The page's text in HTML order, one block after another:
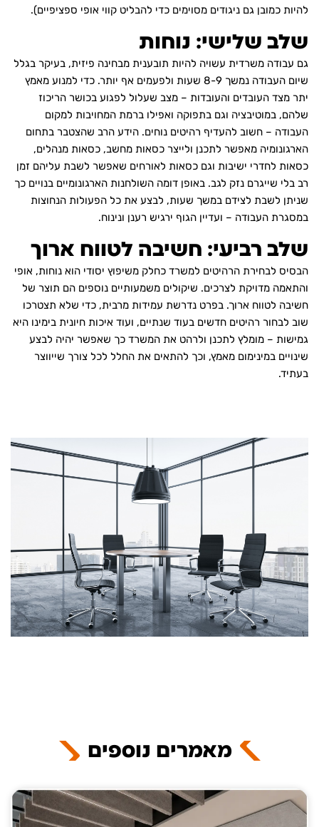
להיות כמובן גם ניגודים מסוימים כדי להבליט קווי אופי ספציפיים).
שלב שלישי: נוחות
גם עבודה משרדית עשויה להיות תובענית מבחינה פיזית, בעיקר בגלל
שיום העבודה נמשך 8-9 שעות ולפעמים אף יותר. כדי למנוע מאמץ
יתר מצד העובדים והעובדות – מצב שעלול לפגוע בכושר הריכוז
שלהם, במוטיבציה וגם בתפוקה ואפילו ברמת המחויבות למקום
העבודה – חשוב להעדיף רהיטים נוחים. הידע הרב שהצטבר בתחום
הארגונומיה מאפשר לתכנן ולייצר כסאות מחשב, כסאות מנהלים,
כסאות לחדרי ישיבות וגם כסאות לאורחים שאפשר לשבת עליהם זמן
רב בלי שייגרם נזק לגב. באופן דומה השולחנות הארגונומיים בנויים כך
שניתן לשבת לצידם במשך שעות, לבצע את כל הפעולות הנחוצות
במסגרת העבודה – ועדיין הגוף ירגיש רענן ונינוח.
שלב רביעי: חשיבה לטווח ארוך
הבסיס לבחירת הרהיטים למשרד כחלק משיפוץ יסודי הוא נוחות, אופי
והתאמה מדויקת לצרכים. שיקולים משמעותיים נוספים הם תוצר של
חשיבה לטווח ארוך. בפרט נדרשת עמידות מרבית, כדי שלא תצטרכו
שוב לבחור רהיטים חדשים בעוד שנתיים, ועוד איכות חיונית בימינו היא
גמישות – מומלץ לתכנן ולרהט את המשרד כך שאפשר יהיה לבצע
שינויים במינימום מאמץ, וכך להתאים את החלל לכל צורך שייווצר
בעתיד.
מאמרים נוספים